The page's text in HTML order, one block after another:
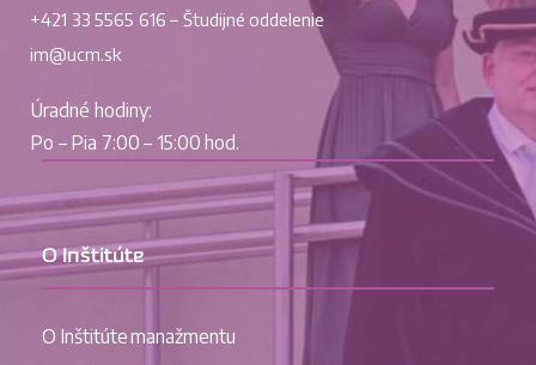
+421 33 5565 616 – Študijné oddelenie
im@ucm.sk
Úradné hodiny:
Po – Pia 7:00 – 15:00 hod.
O Inštitúte
O Inštitúte manažmentu